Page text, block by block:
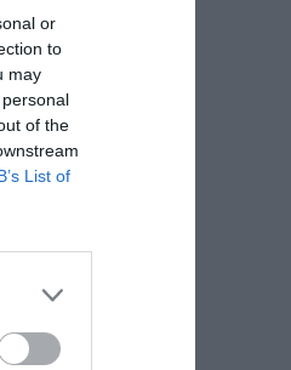
or
to
may
of the
List of